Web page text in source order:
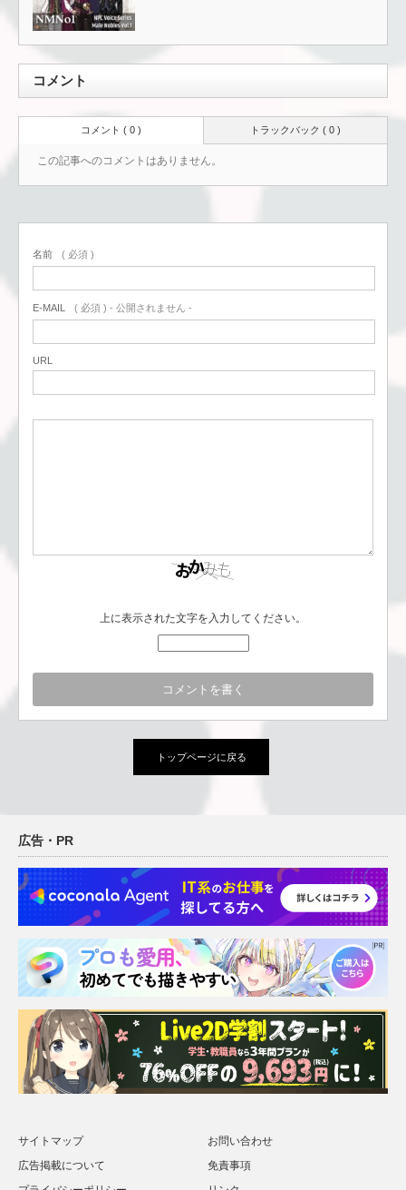
コメント
トラックバック ( 0 )
コメント ( 0 )
この記事へのコメントはありません。
名前 ( 必須 )
E-MAIL ( 必須 ) - 公開されません -
URL
上に表示された文字を入力してください。
トップページに戻る
広告・PR
サイトマップ
お問い合わせ
広告掲載について
免責事項